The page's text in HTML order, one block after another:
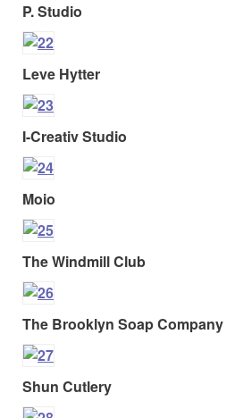
P. Studio
Leve Hytter
I-Creativ Studio
Moio
The Windmill Club
The Brooklyn Soap Company
Shun Cutlery